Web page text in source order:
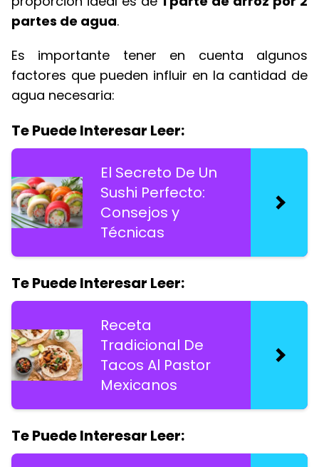
partes de agua.
Es importante tener en cuenta algunos
factores que pueden influir en la cantidad de
agua necesaria:
Te Puede Interesar Leer:
El Secreto De Un
Sushi Perfecto:
Consejos y
Técnicas
Te Puede Interesar Leer:
Receta
Tradicional De
Tacos Al Pastor
Mexicanos
Te Puede Interesar Leer: